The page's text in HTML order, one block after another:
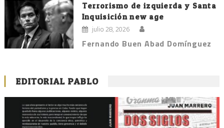
Terrorismo de izquierda y Santa
Inquisición new age
julio 28, 2026
Fernando Buen Abad Domínguez
EDITORIAL PABLO